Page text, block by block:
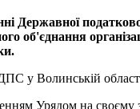
Державної
об'єднання
у Волинській
Урядом на